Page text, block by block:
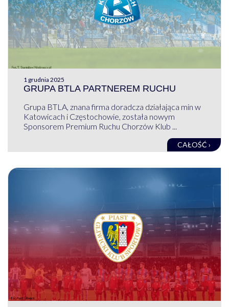
1 grudnia 2025
GRUPA BTLA PARTNEREM RUCHU
Grupa BTLA, znana firma doradcza działająca min w
Katowicach i Częstochowie, została nowym
Sponsorem Premium Ruchu Chorzów Klub ...
CAŁOŚĆ ›